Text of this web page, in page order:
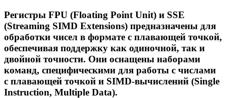
Регистры FPU (Floating Point Unit) и SSE
(Streaming SIMD Extensions) предназначены для
обработки чисел в формате с плавающей точкой,
обеспечивая поддержку как одиночной, так и
двойной точности. Они оснащены наборами
команд, специфическими для работы с числами
с плавающей точкой и SIMD-вычислений (Single
Instruction, Multiple Data).